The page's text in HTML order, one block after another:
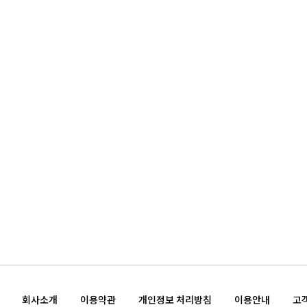
회사소개 이용약관 개인정보 처리방침 이용안내 고